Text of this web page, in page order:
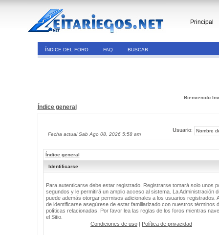
Principal
ÍNDICE DEL FORO FAQ BUSCAR
Bienvenido
Índice general
Fecha actual Sab Ago 08, 2026 5:58 am
Usuario:
Índice general
Identificarse
Para autenticarse debe estar registrado. Registrarse tomará solo unos
segundos y le permitirá un amplio acceso al sistema. La Administración
puede además otorgar permisos adicionales a los usuarios registrados.
de identificarse asegúrese de estar familiarizado con nuestros términos
políticas relacionadas. Por favor lea las reglas de los foros mientras
el Sitio.
Condiciones de uso | Política de privacidad